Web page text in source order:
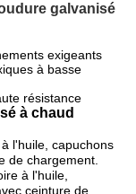
galvanisé
exigeants
à basse
résistance
à chaud
l'huile, capuchons
de chargement.
à l'huile,
ceinture de